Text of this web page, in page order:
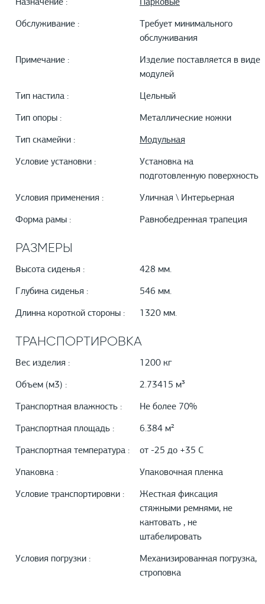
Назначение : Парковые
Обслуживание :
Требует минимального
обслуживания
Примечание :
Изделие поставляется в виде
модулей
Тип настила : Цельный
Тип опоры : Металлические ножки
Тип скамейки : Модульная
Условие установки :
Установка на
подготовленную поверхность
Условия применения : Уличная \ Интерьерная
Форма рамы : Равнобедренная трапеция
РАЗМЕРЫ
Высота сиденья : 428 мм.
Глубина сиденья : 546 мм.
Длинна короткой стороны : 1320 мм.
ТРАНСПОРТИРОВКА
Вес изделия : 1200 кг
Объем (м3) : 2.73415 м³
Транспортная влажность : Не более 70%
Транспортная площадь : 6.384 м²
Транспортная температура : от -25 до +35 С
Упаковка : Упаковочная пленка
Условие транспортировки :
Жесткая фиксация
стяжными ремнями, не
кантовать , не
штабелировать
Условия погрузки :
Механизированная погрузка,
строповка